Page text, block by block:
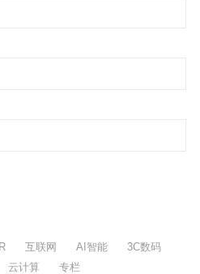
互联网 AI智能
3C数码
云计算 专栏